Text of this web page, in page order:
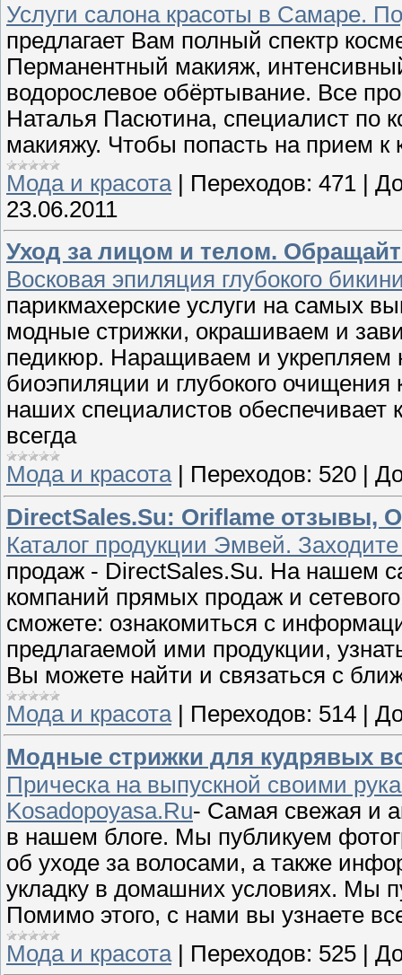
Услуги салона красоты в Самаре.
предлагает Вам полный спектр
Перманентный макияж,
водорослевое обёртывание. Все
Наталья Пасютина, специалист по
макияжу. Чтобы попасть на прием к
Мода и красота | Переходов: 471 |
23.06.2011
Уход за лицом и телом.
Восковая эпиляция глубокого
парикмахерские услуги на самых
модные стрижки, окрашиваем и
педикюр. Наращиваем и укрепляем
биоэпиляции и глубокого
наших специалистов обеспечивает
всегда
Мода и красота| Переходов: 520
DirectSales.Su: Oriflame отзывы,
Каталог продукции Эмвей.
продаж - DirectSales.Su. На нашем
компаний прямых продаж и
сможете: ознакомиться с
предлагаемой ими продукции,
Вы можете найти и связаться с
Мода и красота| Переходов: 514
Модные стрижки для кудрявых
Прическа на выпускной своими
Kosadopoyasa.Ru- Самая свежая и
в нашем блоге. Мы публикуем
об уходе за волосами, а также
укладку в домашних условиях. Мы
Помимо этого, с нами вы узнаете
Мода и красота | Переходов: 525 |